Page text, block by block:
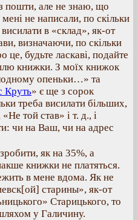
пошти, але не знаю, що
не написали, по скільки
в «склад», як-от
визначаючи, по скільки
будьте ласкаві, подайте
книжки. З моїх книжок
опеньки…» та
Круть» є ще з сорок
треба висилати більших,
«Не той став» і т. д., і
чи на Ваш, чи на адрес
як на 35%, а
книжки не платяться.
в мене вдома. Як не
старины», як-от
Старицького, то
у Галичину.